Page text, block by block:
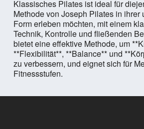
Klassisches Pilates ist ideal für
Methode von Joseph Pilates in ihrer
Form erleben möchten, mit einem
Technik, Kontrolle und fließenden
bietet eine effektive Methode, um
**Flexibilität**, **Balance** und
zu verbessern, und eignet sich für
Fitnessstufen.